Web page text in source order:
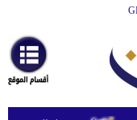
أخبارعاجلة
رياضة